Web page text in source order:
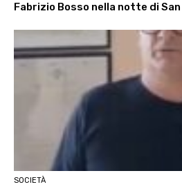
Fabrizio Bosso nella notte di
SOCIETÀ